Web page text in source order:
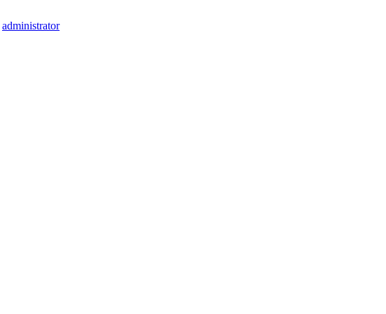
administrator